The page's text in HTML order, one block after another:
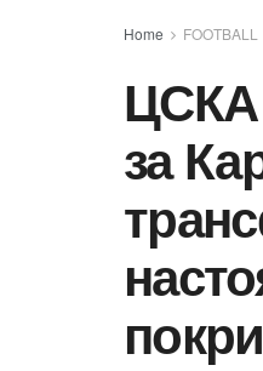
Home FOOTBALL
ЦСКА
за